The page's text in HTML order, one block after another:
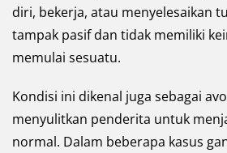
diri, bekerja, atau menyelesaikan
tampak pasif dan tidak memiliki
memulai sesuatu.
Kondisi ini dikenal juga sebagai
menyulitkan penderita untuk
normal. Dalam beberapa kasus